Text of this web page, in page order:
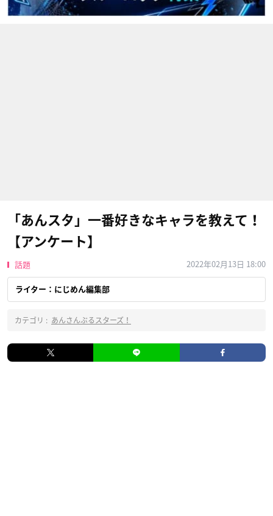
「あんスタ」一番好きなキャラを教えて！
【アンケート】
話題 2022年02月13日 18:00
ライター：にじめん編集部
カテゴリ : あんさんぶるスターズ！